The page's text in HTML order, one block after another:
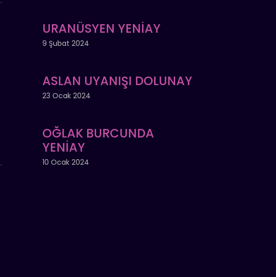
URANÜSYEN YENİAY
9 Şubat 2024
ASLAN UYANIŞI DOLUNAY
23 Ocak 2024
OĞLAK BURCUNDA
YENİAY
10 Ocak 2024